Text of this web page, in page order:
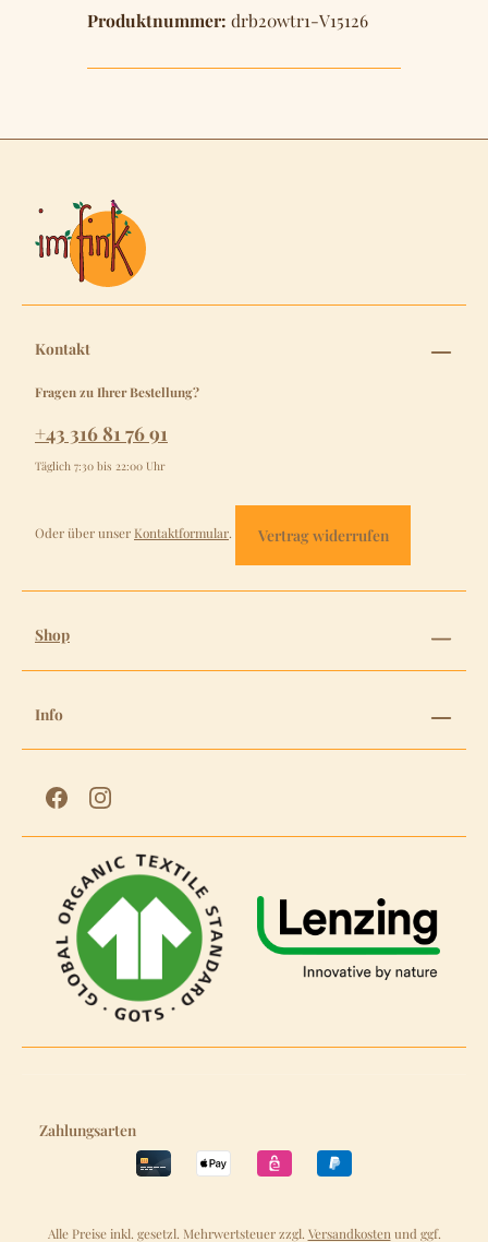
Produktnummer: drb20wtr1-V15126
Kontakt
Fragen zu Ihrer Bestellung?
+43 316 81 76 91
Täglich 7:30 bis 22:00 Uhr
Oder über unser Kontaktformular. Vertrag widerrufen
Shop
Info
Zahlungsarten
Alle Preise inkl. gesetzl. Mehrwertsteuer zzgl. Versandkosten und ggf.